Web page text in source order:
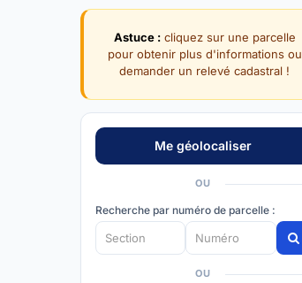
Astuce :cliquez sur une parcelle
pour obtenir plus d'informations ou
demander un relevé cadastral !
OU
Recherche par numéro de parcelle :
OU